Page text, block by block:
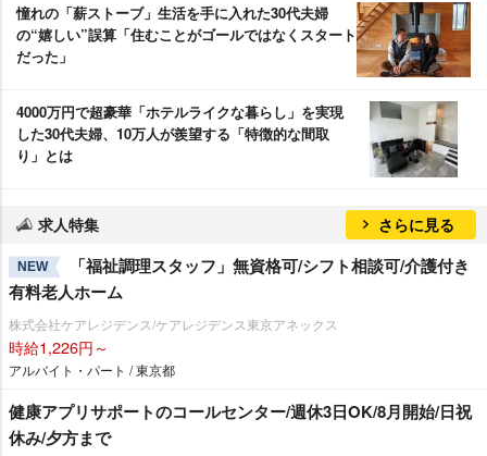
憧れの「薪ストーブ」生活を手に入れた30代夫婦
の“嬉しい”誤算「住むことがゴールではなくスタート
だった」
4000万円で超豪華「ホテルライクな暮らし」を実現
した30代夫婦、10万人が羨望する「特徴的な間取
り」とは
求人特集 さらに見る
NEW
「福祉調理スタッフ」無資格可/シフト相談可/介護付き
有料老人ホーム
株式会社ケアレジデンス/ケアレジデンス東京アネックス
時給1,226円～
アルバイト・パート / 東京都
健康アプリサポートのコールセンター/週休3日OK/8月開始/日祝
休み/夕方まで